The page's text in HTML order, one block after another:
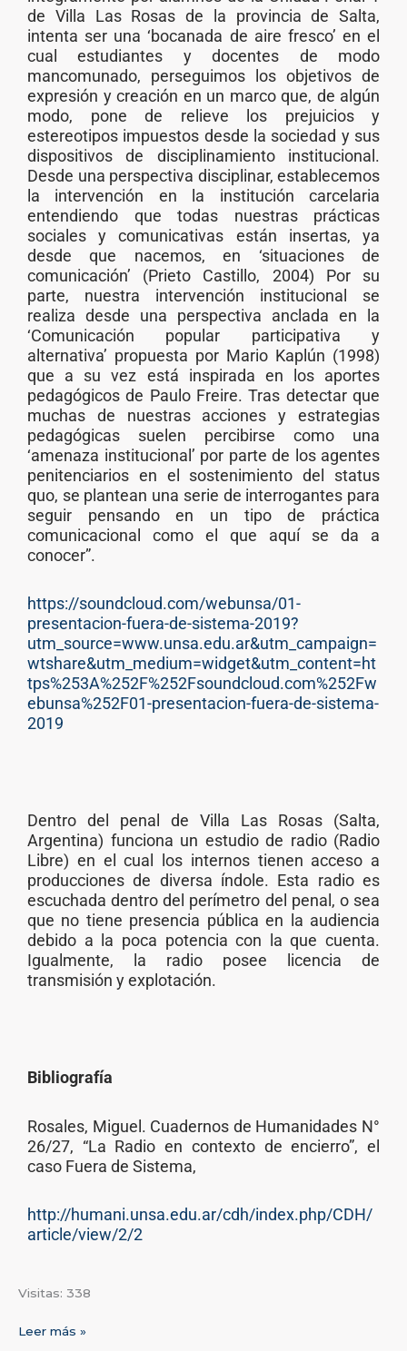
de Villa Las Rosas de la provincia de Salta,
intenta ser una ‘bocanada de aire fresco’ en el
cual estudiantes y docentes de modo
mancomunado, perseguimos los objetivos de
expresión y creación en un marco que, de algún
modo, pone de relieve los prejuicios y
estereotipos impuestos desde la sociedad y sus
dispositivos de disciplinamiento institucional.
Desde una perspectiva disciplinar, establecemos
la intervención en la institución carcelaria
entendiendo que todas nuestras prácticas
sociales y comunicativas están insertas, ya
desde que nacemos, en ‘situaciones de
comunicación’ (Prieto Castillo, 2004) Por su
parte, nuestra intervención institucional se
realiza desde una perspectiva anclada en la
‘Comunicación popular participativa y
alternativa’ propuesta por Mario Kaplún (1998)
que a su vez está inspirada en los aportes
pedagógicos de Paulo Freire. Tras detectar que
muchas de nuestras acciones y estrategias
pedagógicas suelen percibirse como una
‘amenaza institucional’ por parte de los agentes
penitenciarios en el sostenimiento del status
quo, se plantean una serie de interrogantes para
seguir pensando en un tipo de práctica
comunicacional como el que aquí se da a
conocer”.
https://soundcloud.com/webunsa/01-
presentacion-fuera-de-sistema-2019?
utm_source=www.unsa.edu.ar&utm_campaign=
wtshare&utm_medium=widget&utm_content=ht
tps%253A%252F%252Fsoundcloud.com%252Fw
ebunsa%252F01-presentacion-fuera-de-sistema-
2019
Dentro del penal de Villa Las Rosas (Salta,
Argentina) funciona un estudio de radio (Radio
Libre) en el cual los internos tienen acceso a
producciones de diversa índole. Esta radio es
escuchada dentro del perímetro del penal, o sea
que no tiene presencia pública en la audiencia
debido a la poca potencia con la que cuenta.
Igualmente, la radio posee licencia de
transmisión y explotación.
Bibliografía
Rosales, Miguel. Cuadernos de Humanidades N°
26/27, “La Radio en contexto de encierro”, el
caso Fuera de Sistema,
http://humani.unsa.edu.ar/cdh/index.php/CDH/
article/view/2/2
Visitas: 338
Leer más »